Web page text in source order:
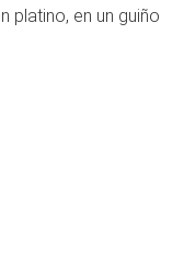
platino, en un guiño